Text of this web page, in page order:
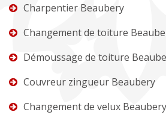
Charpentier Beaubery
Changement de toiture
Démoussage de toiture
Couvreur zingueur Beaubery
Changement de velux Beaubery